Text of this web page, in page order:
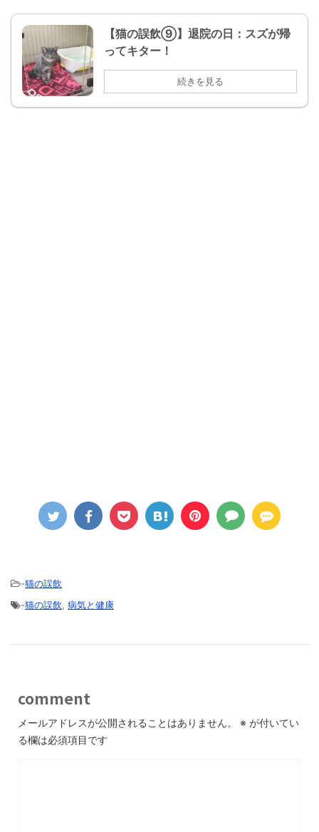
【猫の誤飲⑨】退院の日：スズが帰
ってキター！
続きを見る
-猫の誤飲
-猫の誤飲, 病気と健康
comment
メールアドレスが公開されることはありません。 ※ が付いてい
る欄は必須項目です